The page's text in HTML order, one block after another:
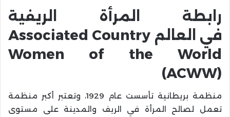
رابطة المرأة الريفية
في العالم Associated Country
Women of the World
(ACWW)
منظمة بريطانية تأسست عام 1929، وتعتبر أكبر منظمة
تعمل لصالح المرأة في الريف والمدينة على مستوى